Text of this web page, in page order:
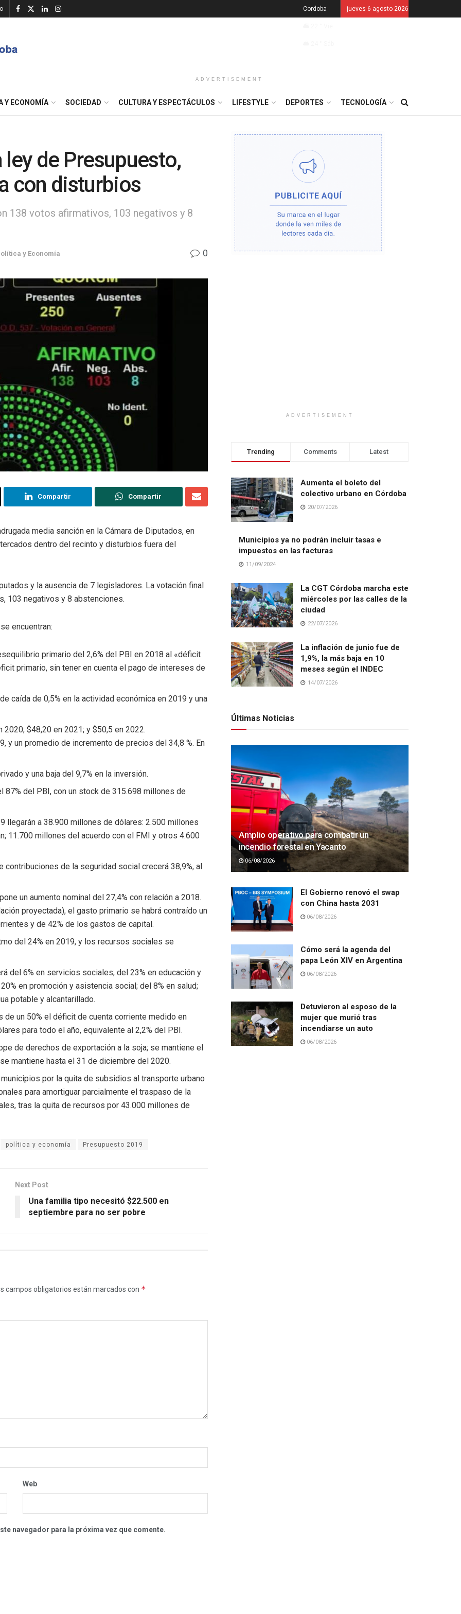
Cordoba jueves 6 agosto 2026
ADVERTISEMENT
Y ECONOMÍA SOCIEDAD CULTURA Y ESPECTÁCULOS LIFESTYLE DEPORTES TECNOLOGÍA
de Presupuesto,
con disturbios
138 votos afirmativos, 103 negativos y 8
y Economía 0
Compartir Compartir
media sanción en la Cámara de Diputados, en
dentro del recinto y disturbios fuera del
y la ausencia de 7 legisladores. La votación final
103 negativos y 8 abstenciones.
encuentran:
primario del 2,6% del PBI en 2018 al «déficit
primario, sin tener en cuenta el pago de intereses de
caída de 0,5% en la actividad económica en 2019 y una
$48,20 en 2021; y $50,5 en 2022.
y un promedio de incremento de precios del 34,8 %. En
y una baja del 9,7% en la inversión.
87% del PBI, con un stock de 315.698 millones de
llegarán a 38.900 millones de dólares: 2.500 millones
11.700 millones del acuerdo con el FMI y otros 4.600
de la seguridad social crecerá 38,9%, al
un aumento nominal del 27,4% con relación a 2018.
proyectada), el gasto primario se habrá contraído un
y de 42% de los gastos de capital.
del 24% en 2019, y los recursos sociales se
del 6% en servicios sociales; del 23% en educación y
en promoción y asistencia social; del 8% en salud;
potable y alcantarillado.
de un 50% el déficit de cuenta corriente medido en
para todo el año, equivalente al 2,2% del PBI.
de derechos de exportación a la soja; se mantiene el
mantiene hasta el 31 de diciembre del 2020.
por la quita de subsidios al transporte urbano
para amortiguar parcialmente el traspaso de la
tras la quita de recursos por 43.000 millones de
política y economía Presupuesto 2019
Next Post
Una familia tipo necesitó $22.500 en
septiembre para no ser pobre
campos obligatorios están marcados con *
Web
navegador para la próxima vez que comente.
ADVERTISEMENT
Trending Comments Latest
Aumenta el boleto del
colectivo urbano en Córdoba
20/07/2026
Municipios ya no podrán incluir tasas e
impuestos en las facturas
11/09/2024
La CGT Córdoba marcha este
miércoles por las calles de la
ciudad
22/07/2026
La inflación de junio fue de
1,9%, la más baja en 10
meses según el INDEC
14/07/2026
Últimas Noticias
Amplio operativo para combatir un
incendio forestal en Yacanto
06/08/2026
El Gobierno renovó el swap
con China hasta 2031
06/08/2026
Cómo será la agenda del
papa León XIV en Argentina
06/08/2026
Detuvieron al esposo de la
mujer que murió tras
incendiarse un auto
06/08/2026